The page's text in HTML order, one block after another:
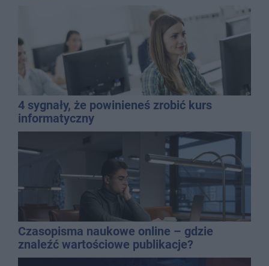
4 sygnały, że powinieneś zrobić kurs
informatyczny
Czasopisma naukowe online – gdzie
znaleźć wartościowe publikacje?